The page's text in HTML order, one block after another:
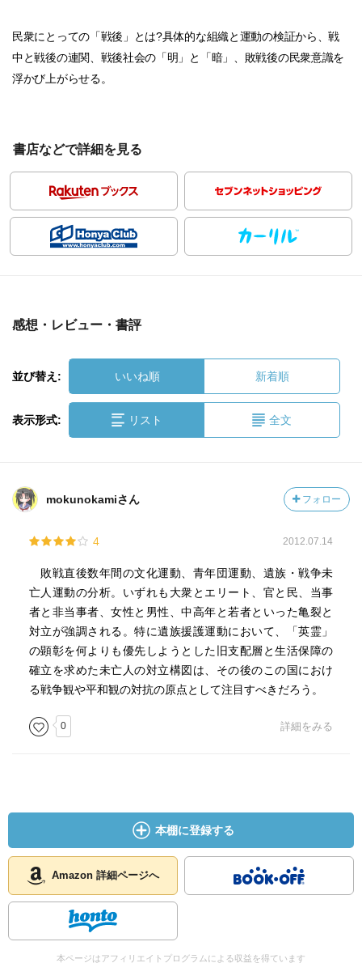
民衆にとっての「戦後」とは?具体的な組織と運動の検証から、戦
中と戦後の連関、戦後社会の「明」と「暗」、敗戦後の民衆意識を
浮かび上がらせる。
書店などで詳細を見る
感想・レビュー・書評
並び替え: いいね順 新着順
表示形式: リスト 全文
mokunokamiさん フォロー
4 2012.07.14
敗戦直後数年間の文化運動、青年団運動、遺族・戦争未
亡人運動の分析。いずれも大衆とエリート、官と民、当事
者と非当事者、女性と男性、中高年と若者といった亀裂と
対立が強調される。特に遺族援護運動において、「英霊」
の顕彰を何よりも優先しようとした旧支配層と生活保障の
確立を求めた未亡人の対立構図は、その後のこの国におけ
る戦争観や平和観の対抗の原点として注目すべきだろう。
0 詳細をみる
本棚に登録する
Amazon 詳細ページへ
本ページはアフィリエイトプログラムによる収益を得ています